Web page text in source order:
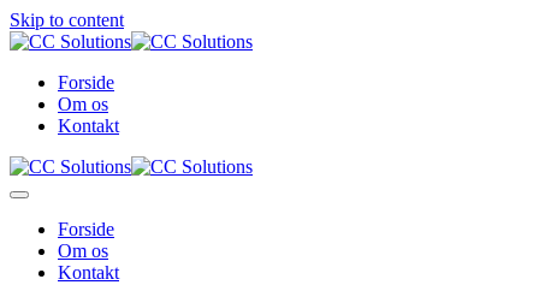
Skip to content
Forside
Om os
Kontakt
Forside
Om os
Kontakt